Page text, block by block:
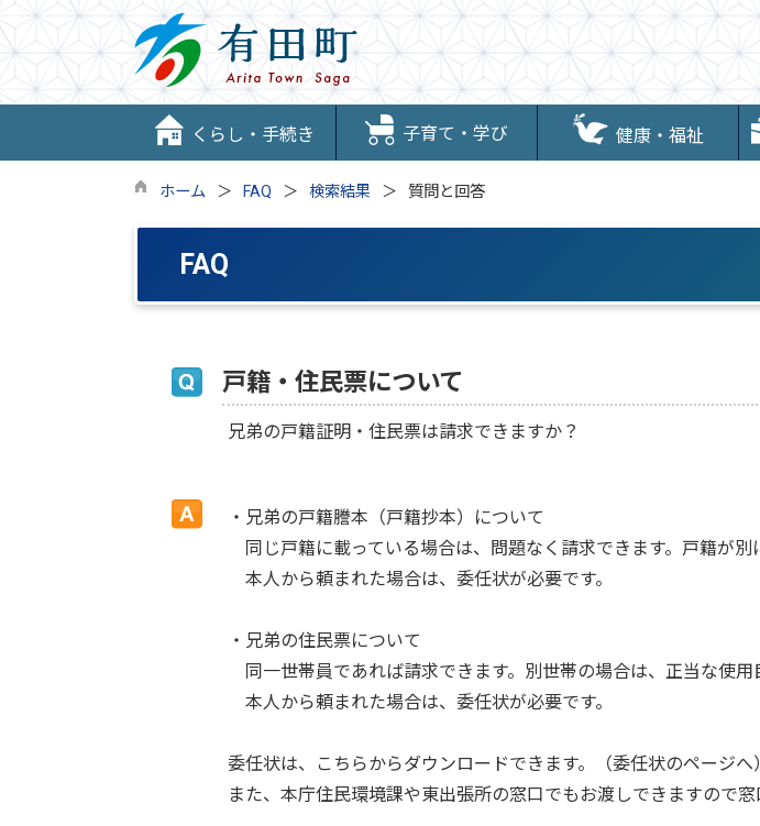
くらし・手続き 子育て・学び 健康・福祉
ホーム FAQ 検索結果 質問と回答
FAQ
戸籍・住民票について
兄弟の戸籍証明・住民票は請求できますか？
・兄弟の戸籍謄本（戸籍抄本）について
同じ戸籍に載っている場合は、問題なく請求できます。戸籍が別
本人から頼まれた場合は、委任状が必要です。
・兄弟の住民票について
同一世帯員であれば請求できます。別世帯の場合は、正当な使用
本人から頼まれた場合は、委任状が必要です。
委任状は、こちらからダウンロードできます。（委任状のページへ）
また、本庁住民環境課や東出張所の窓口でもお渡しできますので窓